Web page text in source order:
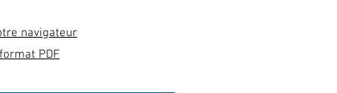
navigateur
PDF